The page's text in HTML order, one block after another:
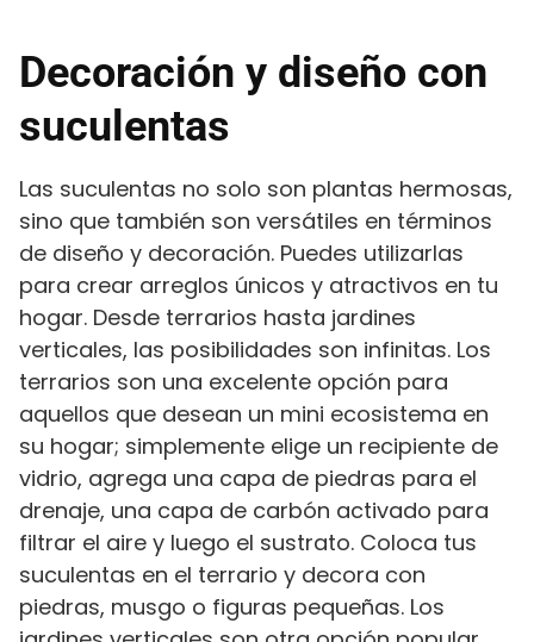
Decoración y diseño con
suculentas
Las suculentas no solo son plantas hermosas,
sino que también son versátiles en términos
de diseño y decoración. Puedes utilizarlas
para crear arreglos únicos y atractivos en tu
hogar. Desde terrarios hasta jardines
verticales, las posibilidades son infinitas. Los
terrarios son una excelente opción para
aquellos que desean un mini ecosistema en
su hogar; simplemente elige un recipiente de
vidrio, agrega una capa de piedras para el
drenaje, una capa de carbón activado para
filtrar el aire y luego el sustrato. Coloca tus
suculentas en el terrario y decora con
piedras, musgo o figuras pequeñas. Los